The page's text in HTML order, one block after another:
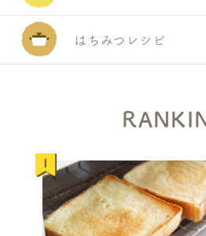
はちみつレシピ